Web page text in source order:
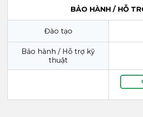
BẢO HÀNH / HỖ
Đào tạo
Bảo hành / Hỗ trợ kỹ
thuật